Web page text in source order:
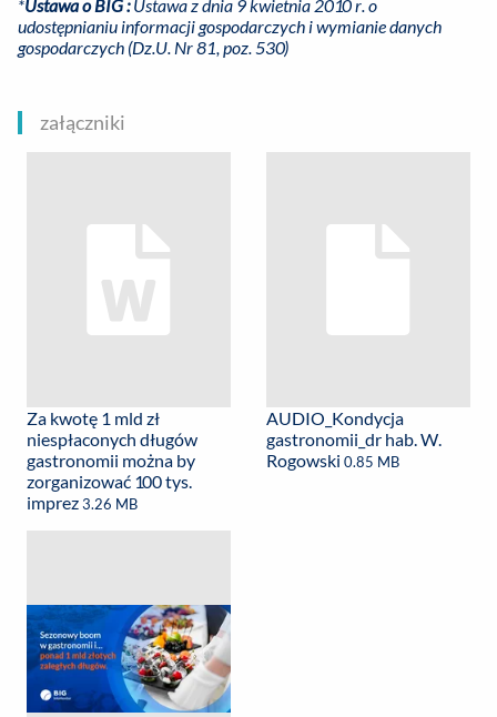
*Ustawa o BIG :Ustawa z dnia 9 kwietnia 2010 r. o
udostępnianiu informacji gospodarczych i wymianie danych
gospodarczych (Dz.U. Nr 81, poz. 530)
załączniki
Za kwotę 1 mld zł
niespłaconych długów
gastronomii można by
zorganizować 100 tys.
imprez3.26 MB
AUDIO_Kondycja
gastronomii_dr hab. W.
Rogowski 0.85 MB